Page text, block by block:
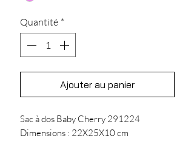
Quantité *
Ajouter au panier
Sac à dos Baby Cherry 291224
Dimensions : 22X25X10 cm